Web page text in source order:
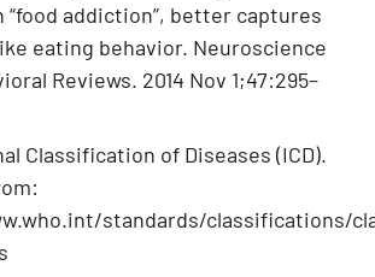
“food addiction”, better captures
eating behavior. Neuroscience
Reviews. 2014 Nov 1;47:295–
Classification of Diseases (ICD).
standards/classifications/